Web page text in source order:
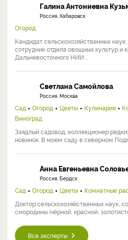
Галина Антониевна
Россия, Хабаровск
Огород
Кандидат сельскохозяйственных
сотрудник отдела овощных культур и
Дальневосточного НИИ ...
Светлана Самойлова
Россия, Москва
Сад Огород Цветы Кулинария
Виноград
Заядлый садовод, коллекционер
новинок. В моем саду в северном
Анна Евгеньевна
Россия, Бердск
Сад Огород Цветы Комнатные
Доктор сельскохозяйственных наук,
смородины (чёрной, красной,
Все эксперты